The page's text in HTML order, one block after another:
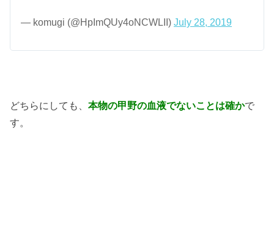
— komugi (@HpImQUy4oNCWLII)July 28, 2019
どちらにしても、本物の甲野の血液でないことは確かで
す。